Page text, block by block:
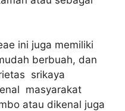
ini juga memiliki
berbuah, dan
srikaya
masyarakat
atau dikenal juga